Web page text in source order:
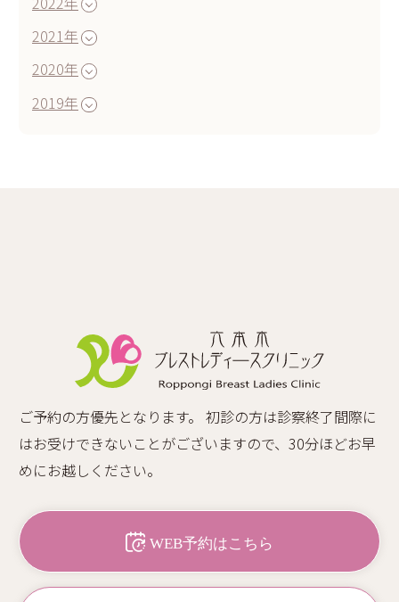
2021年
2020年
2019年
ご予約の方優先となります。 初診の方は診察終了間際に
はお受けできないことがございますので、30分ほどお早
めにお越しください。
WEB予約はこちら